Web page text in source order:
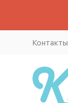
Контакты